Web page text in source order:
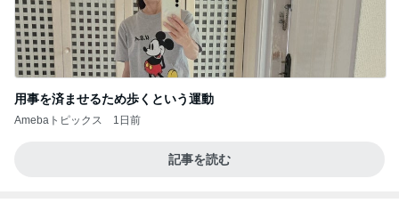
用事を済ませるため歩くという運動
Amebaトピックス 1日前
記事を読む